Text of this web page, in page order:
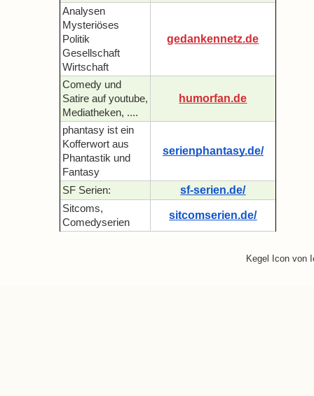
Analysen
Mysteriöses
Politik
Gesellschaft
Wirtschaft
gedankennetz.de
Comedy und
Satire auf youtube,
Mediatheken, ....
humorfan.de
phantasy ist ein
Kofferwort aus
Phantastik und
Fantasy
serienphantasy.de/
SF Serien: sf-serien.de/
Sitcoms,
Comedyserien
sitcomserien.de/
Kegel Icon von